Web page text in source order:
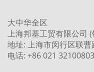
大中华全区
上海邦基工贸有限公司
地址: 上海市闵行区联
电话: +86 021 32100803